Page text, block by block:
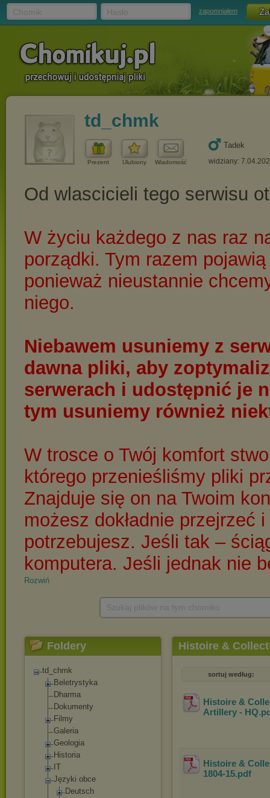
zapomniałem
td_chmk
Prezent Ulubiony Wiadomość
Tadek
widziany:
Rozwiń
Foldery
td_chmk
Beletrystyka
Dharma
Dokumenty
Filmy
Galeria
Geologia
Historia
IT
Języki obce
Deutsch
Histoire &
sortuj według:
Histoire &
Artillery - HQ
Histoire &
1804-15.pdf